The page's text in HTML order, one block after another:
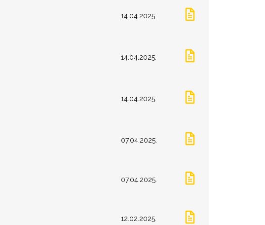
14.04.2025.
14.04.2025.
14.04.2025.
07.04.2025.
07.04.2025.
12.02.2025.